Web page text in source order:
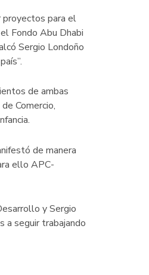
proyectos para el
Fondo Abu Dhabi
Sergio Londoño
de ambas
Comercio,
de manera
ello APC-
y Sergio
a seguir trabajando